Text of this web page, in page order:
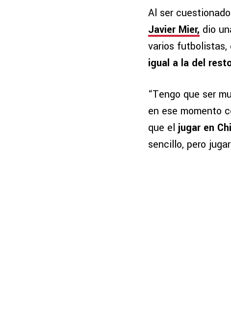
Al ser
Javier Mier, dio
varios futbolistas,
igual a la del
“Tengo que ser
en ese momento
que el jugar en
sencillo, pero